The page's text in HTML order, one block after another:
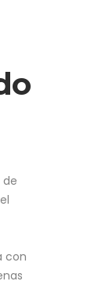
de
con